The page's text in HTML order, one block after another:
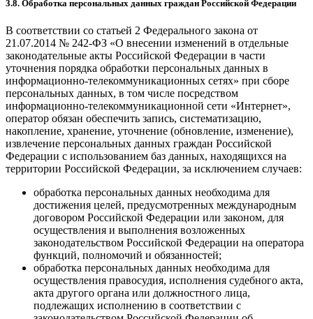
3.8. Обработка персональных данных граждан Российской Федерации
В соответствии со статьей 2 Федерального закона от
21.07.2014 № 242-ФЗ «О внесении изменений в отдельные
законодательные акты Российской Федерации в части
уточнения порядка обработки персональных данных в
информационно-телекоммуникационных сетях» при сборе
персональных данных, в том числе посредством
информационно-телекоммуникационной сети «Интернет»,
оператор обязан обеспечить запись, систематизацию,
накопление, хранение, уточнение (обновление, изменение),
извлечение персональных данных граждан Российской
Федерации с использованием баз данных, находящихся на
территории Российской Федерации, за исключением случаев:
обработка персональных данных необходима для
достижения целей, предусмотренных международным
договором Российской Федерации или законом, для
осуществления и выполнения возложенных
законодательством Российской Федерации на оператора
функций, полномочий и обязанностей;
обработка персональных данных необходима для
осуществления правосудия, исполнения судебного акта,
акта другого органа или должностного лица,
подлежащих исполнению в соответствии с